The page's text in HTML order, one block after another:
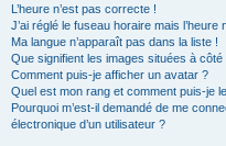
L’heure n’est pas correcte !
J’ai réglé le fuseau horaire mais
Ma langue n’apparaît pas dans la liste !
Que signifient les images situées à côté
Comment puis-je afficher un avatar ?
Quel est mon rang et comment puis-je
Pourquoi m’est-il demandé de me
électronique d’un utilisateur ?